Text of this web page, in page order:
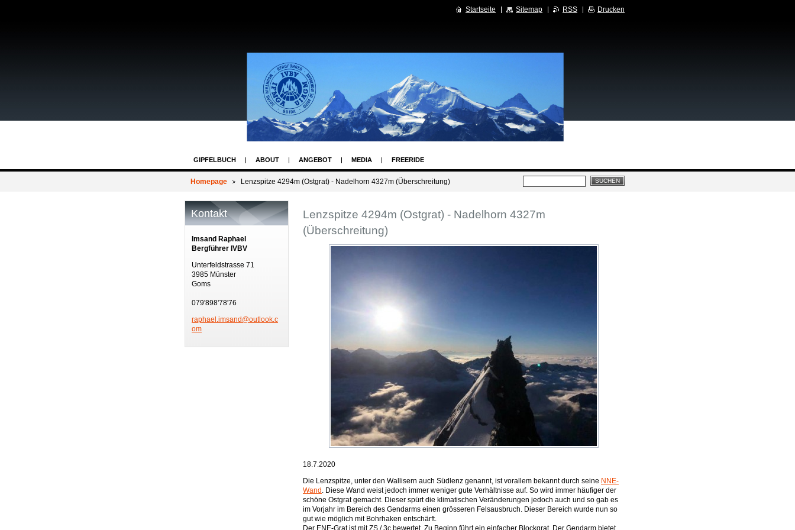
GIPFELBUCH ABOUT ANGEBOT MEDIA FREERIDE
Homepage Lenzspitze 4294m (Ostgrat) - Nadelhorn 4327m (Überschreitung)
Lenzspitze 4294m (Ostgrat) - Nadelhorn 4327m
(Überschreitung)
18.7.2020
Die Lenzspitze, unter den Wallisern auch Südlenz genannt, ist vorallem bekannt durch seine NNE-
Wand. Diese Wand weist jedoch immer weniger gute Verhältnisse auf. So wird immer häufiger der
schöne Ostgrat gemacht. Dieser spürt die klimatischen Veränderungen jedoch auch und so gab es
im Vorjahr im Bereich des Gendarms einen grösseren Felsausbruch. Dieser Bereich wurde nun so
gut wie möglich mit Bohrhaken entschärft.
Der ENE-Grat ist mit ZS / 3c bewertet. Zu Beginn führt ein einfacher Blockgrat. Der Gendarm bietet
Kontakt
Imsand Raphael
Bergführer IVBV
Unterfeldstrasse 71
3985 Münster
Goms
079'898'78'76
raphael.imsand@outlook.c
om
Startseite Sitemap RSS Drucken